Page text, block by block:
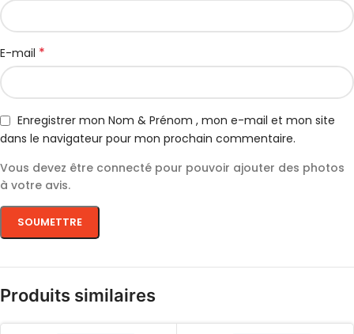
E-mail *
Enregistrer mon Nom & Prénom , mon e-mail et mon site
dans le navigateur pour mon prochain commentaire.
Vous devez être connecté pour pouvoir ajouter des photos
à votre avis.
Produits similaires